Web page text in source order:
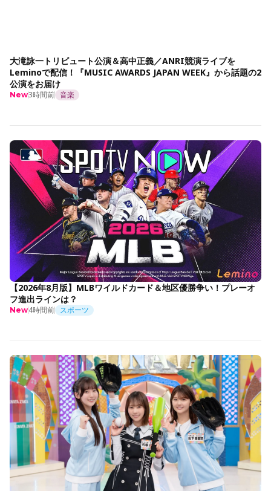
大滝詠一トリビュート公演＆高中正義／ANRI競演ライブを
Leminoで配信！『MUSIC AWARDS JAPAN WEEK』から話題の2
公演をお届け
New3時間前 音楽
【2026年8月版】MLBワイルドカード＆地区優勝争い！プレーオ
フ進出ラインは？
New4時間前 スポーツ